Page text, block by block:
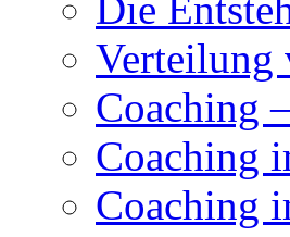
Verteilung
Coaching
Coaching
Coaching